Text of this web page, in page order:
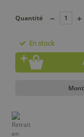
Quantité
En stock